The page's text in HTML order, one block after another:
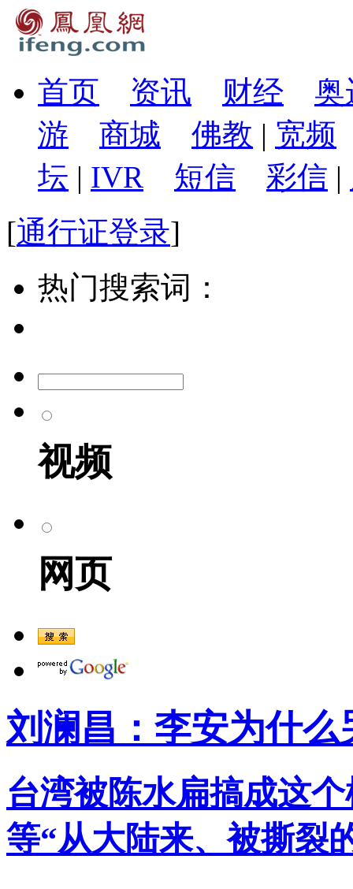
首页 资讯 财经
奥
游
商城 佛教 | 宽频
坛 | IVR 短信 彩信 |
[通行证登录]
热门搜索词：
视频
网页
刘澜昌：李安为什么
台湾被陈水扁搞成这
等“从大陆来、被撕裂